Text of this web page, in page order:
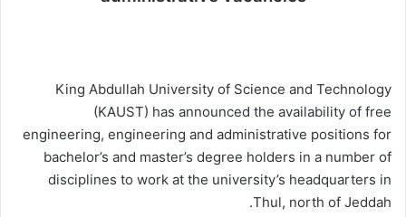
King Abdullah University of Science and Technology
(KAUST) has announced the availability of free
engineering, engineering and administrative positions for
bachelor’s and master’s degree holders in a number of
disciplines to work at the university’s headquarters in
Thul, north of Jeddah.